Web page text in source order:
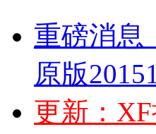
重磅消息
原版
更新：